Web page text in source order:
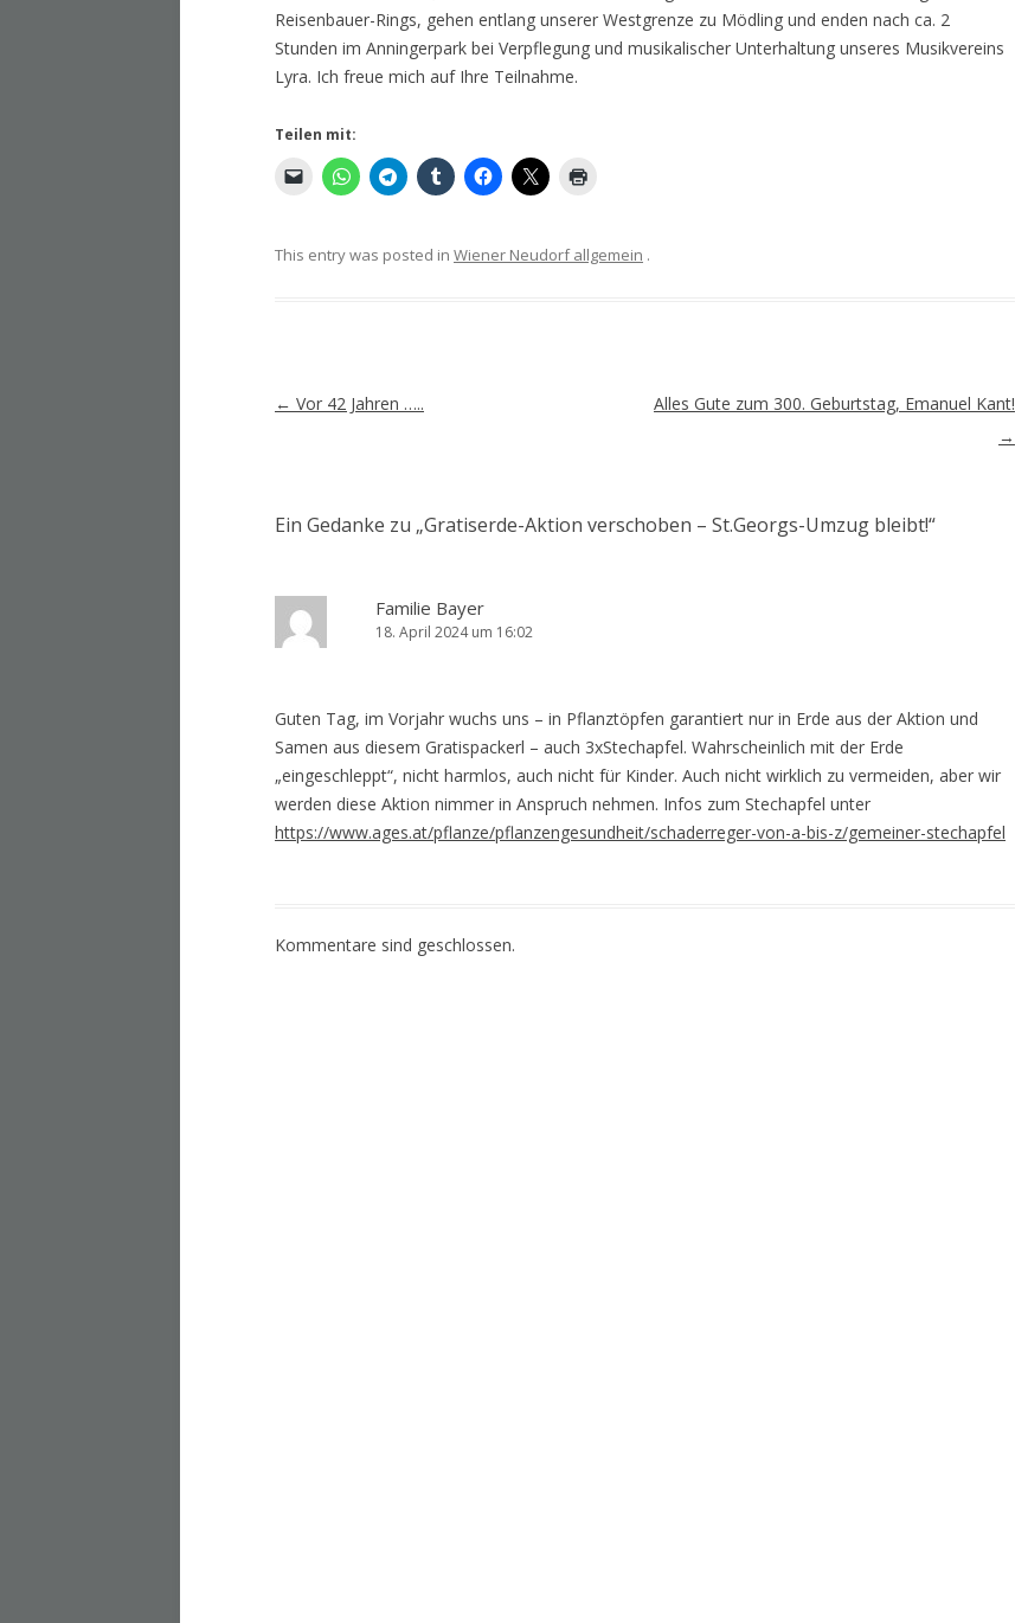
Reisenbauer-Rings, gehen entlang unserer Westgrenze zu Mödling und enden nach ca. 2
Stunden im Anningerpark bei Verpflegung und musikalischer Unterhaltung unseres Musikvereins
Lyra. Ich freue mich auf Ihre Teilnahme.
Teilen mit:
This entry was posted in Wiener Neudorf allgemein .
Artikel-
← Vor 42 Jahren …..
Alles Gute zum 300. Geburtstag, Emanuel Kant!
→
Ein Gedanke zu „Gratiserde-Aktion verschoben – St.Georgs-Umzug bleibt!“
Familie Bayer
18. April 2024 um 16:02
Guten Tag, im Vorjahr wuchs uns – in Pflanztöpfen garantiert nur in Erde aus der Aktion und
Samen aus diesem Gratispackerl – auch 3xStechapfel. Wahrscheinlich mit der Erde
„eingeschleppt“, nicht harmlos, auch nicht für Kinder. Auch nicht wirklich zu vermeiden, aber wir
werden diese Aktion nimmer in Anspruch nehmen. Infos zum Stechapfel unter
https://www.ages.at/pflanze/pflanzengesundheit/schaderreger-von-a-bis-z/gemeiner-stechapfel
Kommentare sind geschlossen.